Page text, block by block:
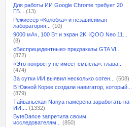
Для работы ИИ Google Chrome требует 20
ГБ...
(13)
Режиссёр «Колобка» и независимая
лаборатория...
(10)
9000 мАч, 100 Вт и экран 2K: iQOO Neo 11...
(8)
«Беспрецедентные» предзаказы GTA VI...
(872)
«Это попросту не имеет смысла»: глава...
(474)
За сутки ИИ выявил несколько сотен...
(508)
В Южной Корее создали навигатор, который...
(879)
Тайваньская Nanya намерена заработать на
ИИ,...
(1332)
ByteDance запретила своим
исследователям...
(850)